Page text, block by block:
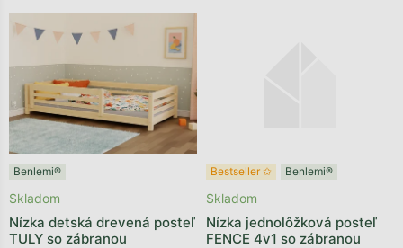
Benlemi®
Nízka detská drevená posteľ
TULY so zábranou
Skladom
Bestseller ✩ Benlemi®
Nízka jednolôžková posteľ
FENCE 4v1 so zábranou
Skladom